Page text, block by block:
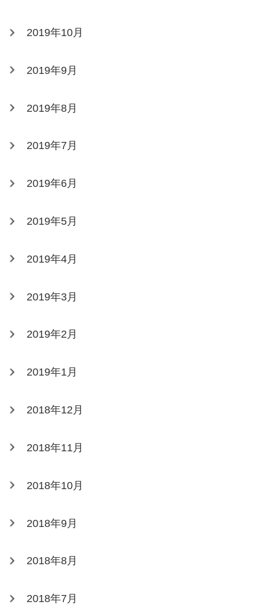
2019年10月
2019年9月
2019年8月
2019年7月
2019年6月
2019年5月
2019年4月
2019年3月
2019年2月
2019年1月
2018年12月
2018年11月
2018年10月
2018年9月
2018年8月
2018年7月